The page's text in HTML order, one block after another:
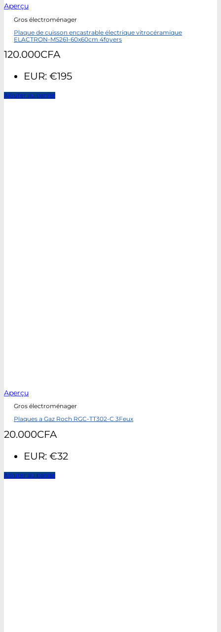
Aperçu
Gros électroménager
Plaque de cuisson encastrable électrique vitrocéramique
ELACTRON-MS261-60x60cm 4foyers
120.000CFA
EUR: €195
Ajouter au panier
Aperçu
Gros électroménager
Plaques a Gaz Roch RGC-TT302-C 3Feux
20.000CFA
EUR: €32
Ajouter au panier